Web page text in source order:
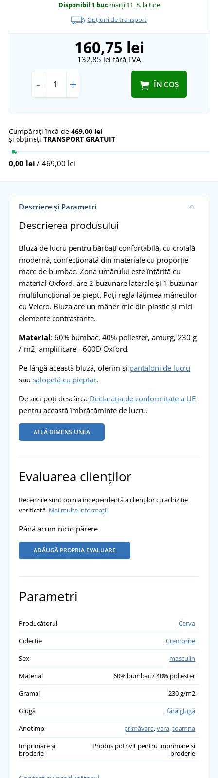
Disponibil 1 buc marți 11. 8. la tine
Opțiuni de transport
160,75 lei
132,85 lei fără TVA
- + ÎN COȘ
Cumpărați încă de 469,00 lei
și obțineți TRANSPORT GRATUIT
0,00 lei / 469,00 lei
Descriere și Parametri
Descrierea produsului
Bluză de lucru pentru bărbați confortabilă, cu croială
modernă, confecționată din materiale cu proporție
mare de bumbac. Zona umărului este întărită cu
material Oxford, are 2 buzunare laterale și 1 buzunar
multifuncțional pe piept. Poți regla lățimea mânecilor
cu Velcro. Bluza are un mâner mic din plastic și mici
elemente contrastante.
Material: 60% bumbac, 40% poliester, amurg, 230 g
/ m2; amplificare - 600D Oxford.
Pe lângă această bluză, oferim și pantaloni de lucru
sau salopetă cu pieptar.
De aici poți descărca Declarația de conformitate a UE
pentru această îmbrăcăminte de lucru.
AFLĂ DIMENSIUNEA
Evaluarea clienților
Recenziile sunt opinia independentă a clienților cu achiziție
verificată. Mai multe informații.
Până acum nicio părere
ADĂUGĂ PROPRIA EVALUARE
Parametri
Producătorul
Cerva
Colecție
Cremorne
Sex
masculin
Material
60% bumbac / 40% poliester
Gramaj
230 g/m2
Glugă
fără glugă
Anotimp
primăvara,vara,toamna
Imprimare și
broderie
Produs potrivit pentru imprimare și
broderie